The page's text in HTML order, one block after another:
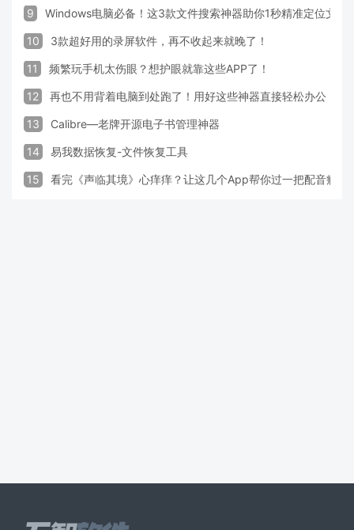
9 Windows电脑必备！这3款文件搜索神器助你1秒精准定位文件
10 3款超好用的录屏软件，再不收起来就晚了！
11 频繁玩手机太伤眼？想护眼就靠这些APP了！
12 再也不用背着电脑到处跑了！用好这些神器直接轻松办公
13 Calibre—老牌开源电子书管理神器
14 易我数据恢复-文件恢复工具
15 看完《声临其境》心痒痒？让这几个App帮你过一把配音瘾